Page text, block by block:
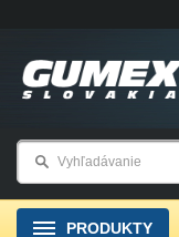
PRODUKTY